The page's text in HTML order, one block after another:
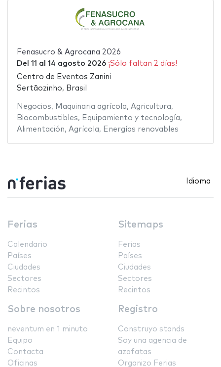
Fenasucro & Agrocana 2026
Del 11 al 14 agosto 2026 ¡Sólo faltan 2 días!
Centro de Eventos Zanini
Sertãozinho, Brasil
Negocios, Maquinaria agrícola, Agricultura,
Biocombustibles, Equipamiento y tecnología,
Alimentación, Agrícola, Energías renovables
Idioma
Ferias
Calendario
Países
Ciudades
Sectores
Recintos
Sitemaps
Ferias
Países
Ciudades
Sectores
Recintos
Sobre nosotros
neventum en 1 minuto
Equipo
Contacta
Oficinas
Registro
Construyo stands
Soy una agencia de
azafatas
Organizo Ferias